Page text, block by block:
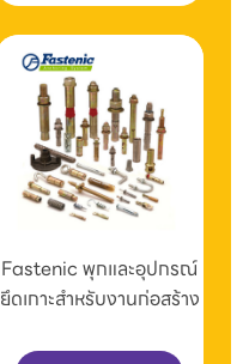
Fastenic พุกและอุปกรณ์
ยึดเกาะสำหรับงานก่อสร้าง